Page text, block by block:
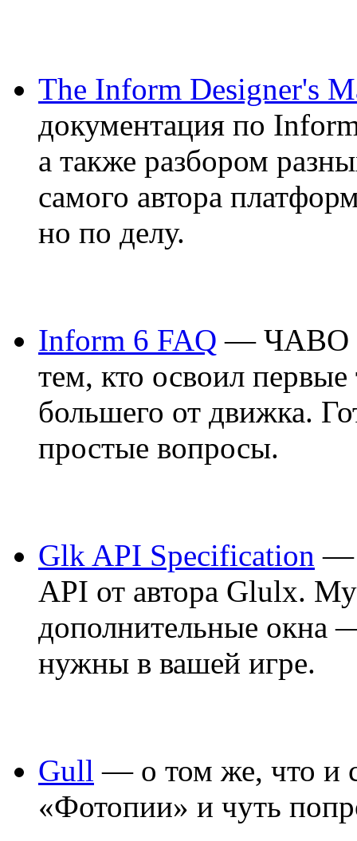
The Inform Designer's
документация по
а также разбором
самого автора
но по делу.
Inform 6 FAQ — ЧАВО
тем, кто освоил
большего от движка.
простые вопросы.
Glk API Specification —
API от автора Glulx.
дополнительные окна
нужны в вашей игре.
Gull — о том же, что и
«Фотопии» и чуть